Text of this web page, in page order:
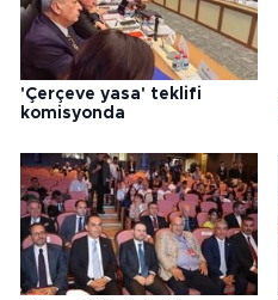
'Çerçeve yasa' teklifi
komisyonda